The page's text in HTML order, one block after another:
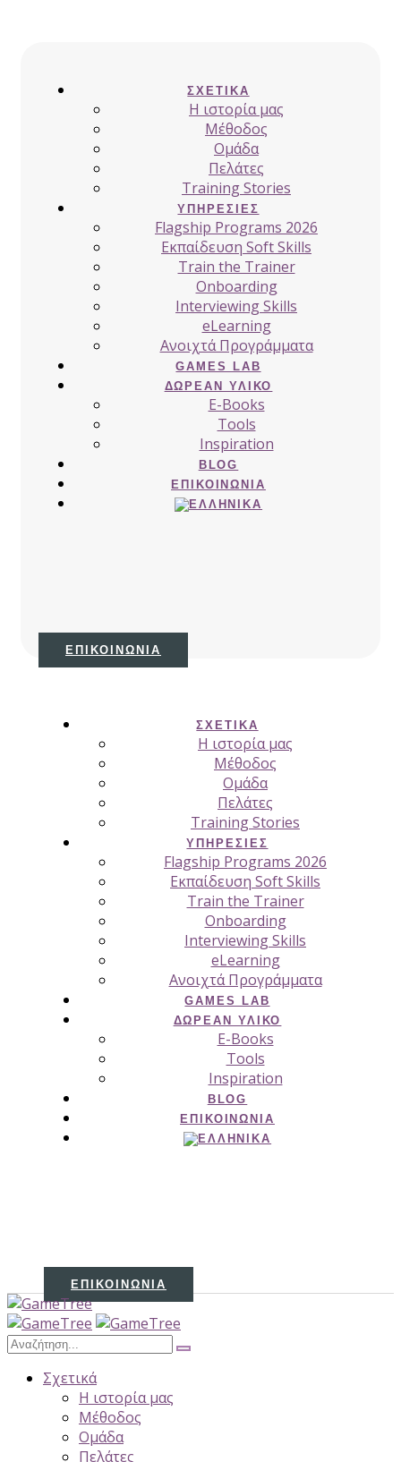
ΣΧΕΤΙΚΆ
H ιστορία μας
Μέθοδος
Ομάδα
Πελάτες
Training Stories
ΥΠΗΡΕΣΊΕΣ
Flagship Programs 2026
Εκπαίδευση Soft Skills
Train the Trainer
Onboarding
Interviewing Skills
eLearning
Ανοιχτά Προγράμματα
GAMES LAB
ΔΩΡΕΆΝ ΥΛΙΚΌ
E-Books
Tools
Inspiration
BLOG
ΕΠΙΚΟΙΝΩΝΊΑ
ΕΠΙΚΟΙΝΩΝΊΑ
ΣΧΕΤΙΚΆ
H ιστορία μας
Μέθοδος
Ομάδα
Πελάτες
Training Stories
ΥΠΗΡΕΣΊΕΣ
Flagship Programs 2026
Εκπαίδευση Soft Skills
Train the Trainer
Onboarding
Interviewing Skills
eLearning
Ανοιχτά Προγράμματα
GAMES LAB
ΔΩΡΕΆΝ ΥΛΙΚΌ
E-Books
Tools
Inspiration
BLOG
ΕΠΙΚΟΙΝΩΝΊΑ
ΕΠΙΚΟΙΝΩΝΊΑ
Σχετικά
H ιστορία μας
Μέθοδος
Ομάδα
Πελάτες